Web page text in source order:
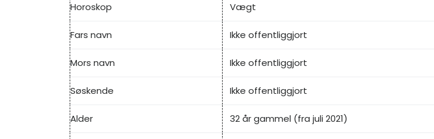
Horoskop Vægt
Fars navn Ikke offentliggjort
Mors navn Ikke offentliggjort
Søskende Ikke offentliggjort
Alder 32 år gammel (fra juli 2021)